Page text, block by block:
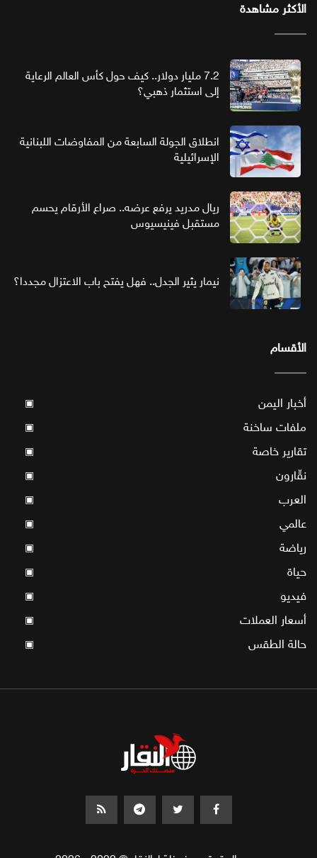
الأكثر مشاهدة
7.2 مليار دولار.. كيف حول كأس العالم الرعاية
إلى استثمار ذهبي؟
انطلاق الجولة السابعة من المفاوضات اللبنانية
الإسرائيلية
ريال مدريد يرفع عرضه.. صراع الأرقام يحسم
مستقبل فينيسيوس
نيمار يثير الجدل.. فهل يفتح باب الاعتزال مجددا؟
الأقسام
أخبار اليمن ▣
ملفات ساخنة ▣
تقارير خاصة ▣
نقّارون ▣
العرب ▣
عالمي ▣
رياضة ▣
حياة ▣
فيديو ▣
أسعار العملات ▣
حالة الطقس ▣